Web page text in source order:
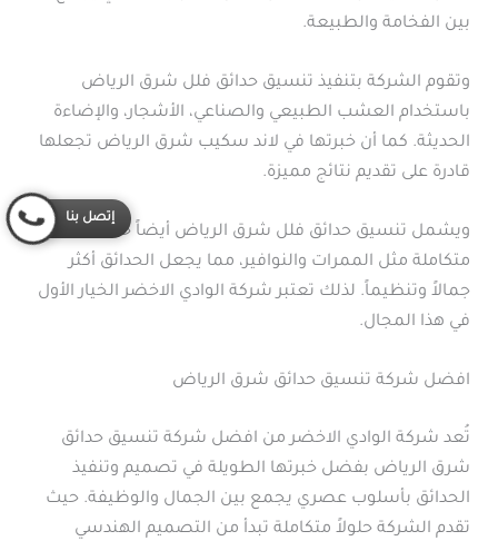
بين الفخامة والطبيعة.
وتقوم الشركة بتنفيذ تنسيق حدائق فلل شرق الرياض
باستخدام العشب الطبيعي والصناعي، الأشجار، والإضاءة
الحديثة. كما أن خبرتها في لاند سكيب شرق الرياض تجعلها
قادرة على تقديم نتائج مميزة.
ويشمل تنسيق حدائق فلل شرق الرياض أيضاً خدمات
متكاملة مثل الممرات والنوافير، مما يجعل الحدائق أكثر
جمالاً وتنظيماً. لذلك تعتبر شركة الوادي الاخضر الخيار الأول
في هذا المجال.
افضل شركة تنسيق حدائق شرق الرياض
تُعد شركة الوادي الاخضر من افضل شركة تنسيق حدائق
شرق الرياض بفضل خبرتها الطويلة في تصميم وتنفيذ
الحدائق بأسلوب عصري يجمع بين الجمال والوظيفة. حيث
تقدم الشركة حلولاً متكاملة تبدأ من التصميم الهندسي
إتصل بنا